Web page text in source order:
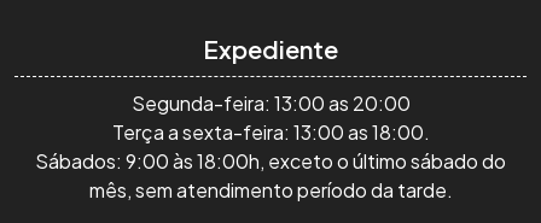
Expediente
Segunda-feira: 13:00 as 20:00
Terça a sexta-feira: 13:00 as 18:00.
Sábados: 9:00 às 18:00h, exceto o último sábado do
mês, sem atendimento período da tarde.